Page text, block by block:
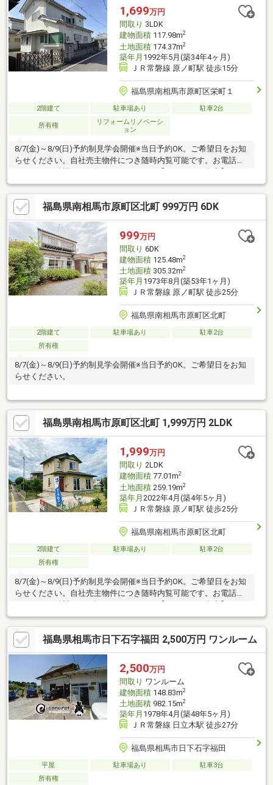
ーホン設置、火災警報器設置、照明器具交換【おすすめポイン
ト】・本物件は条件により住宅ローン減税が適用されます
1,699万円
間取り 3LDK
建物面積117.98m2
土地面積174.37m2
築年月 1992年5月(築34年4ヶ月)
ＪＲ常磐線 原ノ町駅 徒歩15分
福島県南相馬市原町区栄町１
2階建て 駐車場あり 駐車2台
所有権
リフォームリノベーシ
ョン
8/7(金)～8/9(日)予約制見学会開催※当日予約OK。ご希望日をお知
らせください。自社売主物件につき随時内覧可能です。お電話か
ロアリ工防除工事、クリーニング、鍵交換、雨漏り点検、設備点
検●外構・外装駐車場整地、外壁塗装●水回りシステムキッチン交
換、ユニットバス交換、トイレ交換、洗面化粧台交換●内装間取
変更、玄関扉交換、室内ドア交換、床材上張り・張替え、シュー
ズボックス交換、クロス張替え●その他設備インターホン設置、
火災警報器設置、照明器具交換
福島県南相馬市原町区北町 999万円 6DK
999万円
間取り 6DK
建物面積125.48m2
土地面積305.32m2
築年月 1973年8月(築53年1ヶ月)
ＪＲ常磐線 原ノ町駅 徒歩25分
福島県南相馬市原町区北町
2階建て 駐車場あり
駐車2台
所有権
8/7(金)～8/9(日)予約制見学会開催※当日予約OK。ご希望日をお知
らせください。
福島県南相馬市原町区北町 1,999万円 2LDK
1,999万円
間取り 2LDK
建物面積77.01m2
土地面積259.19m2
築年月 2022年4月(築4年5ヶ月)
ＪＲ常磐線 原ノ町駅 徒歩25分
福島県南相馬市原町区北町
2階建て 駐車場あり
駐車2台
所有権
8/7(金)～8/9(日)予約制見学会開催※当日予約OK。ご希望日をお知
らせください。自社売主物件につき随時内覧可能です。お電話か
ーニング、雨漏り点検、設備点検【おすすめポイント】・本物件
は条件により住宅ローン減税が適用されます。・雨漏り、構造上
主要な部分の欠陥や・腐食、給排水管の故障や漏水についてお引
渡しより２年間保証。・お客様に合わせたローンの組み方や金融
機関をご提案。住宅ローンが初めての方でもお気軽にご相談くだ
福島県相馬市日下石字福田 2,500万円 ワンルーム
2,500万円
間取り ワンルーム
建物面積148.83m2
土地面積982.15m2
築年月 1978年4月(築48年5ヶ月)
ＪＲ常磐線 日立木駅 徒歩27分
福島県相馬市日下石字福田
平屋 駐車場あり
駐車3台
所有権